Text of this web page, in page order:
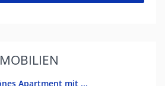
Apartment mit ...